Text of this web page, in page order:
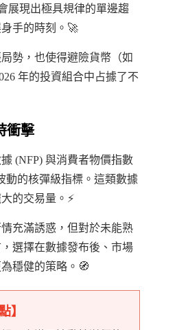
展現出極具規律的單邊趨
手的時刻。🚀
勢，也使得避險貨幣（如
年的投資組合中占據了不
衝擊
(NFP) 與消費者物價指數
動的核彈級指標。這類數據
的交易量。⚡
充滿誘惑，但對於未能熟
選擇在數據發布後、市場
穩健的策略。🧭
】